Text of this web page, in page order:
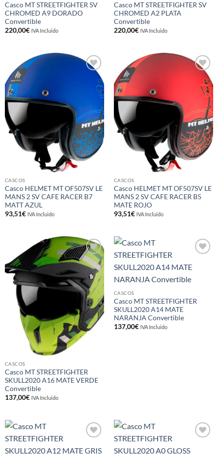
Casco MT STREETFIGHTER SV
CHROMED A9 DORADO
Convertible
220,00€ IVA Incluido
Casco MT STREETFIGHTER SV
CHROMED A2 PLATA
Convertible
220,00€ IVA Incluido
Añadir
lista de
CASCOS
Casco HELMET MT OF507SV LE
MANS 2 SV CAFE RACER B7
MATT AZUL
93,51€ IVA Incluido
Añadir
a la
lista de
deseos
CASCOS
Casco HELMET MT OF507SV LE
MANS 2 SV CAFE RACER B5
MATE ROJO
93,51€ IVA Incluido
Añadir
a la
lista de
deseos
CASCOS
Casco MT STREETFIGHTER
SKULL2020 A16 MATE VERDE
Convertible
137,00€ IVA Incluido
deseos
CASCOS
Casco MT STREETFIGHTER
SKULL2020 A14 MATE
NARANJA Convertible
137,00€ IVA Incluido
a la